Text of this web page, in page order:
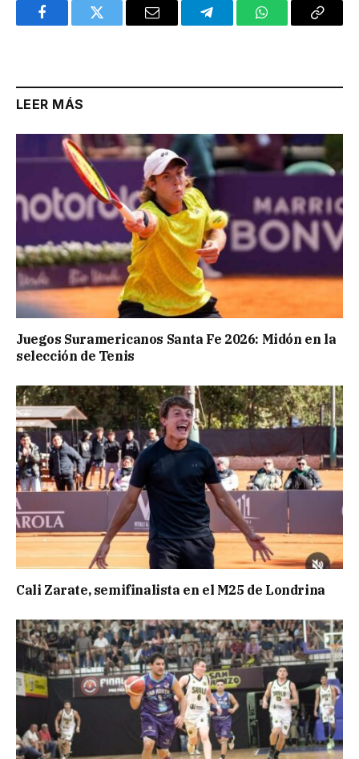
FacebookTwitter Email TelegramWhatsAppCopy
LEER MÁS
Juegos Suramericanos Santa Fe 2026: Midón en la
selección de Tenis
Cali Zarate, semifinalista en el M25 de Londrina